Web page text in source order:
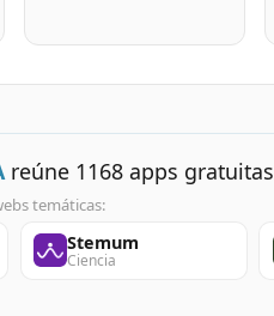
reúne 1168apps gratuitas
temáticas:
Stemum
Ciencia